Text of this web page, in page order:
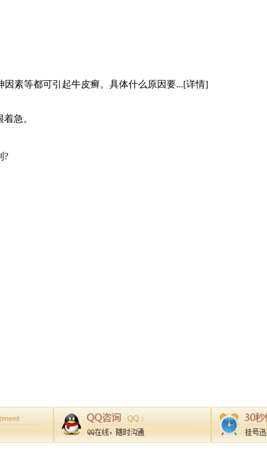
素等都可引起牛皮癣。具体什么原因要...[详情]
急。
?